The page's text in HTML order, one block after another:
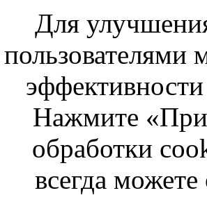
Для
Нажмите
обработки
всегда